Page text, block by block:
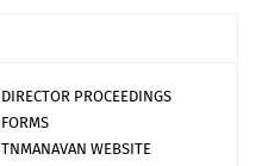
DIRECTOR PROCEEDINGS
FORMS
TNMANAVAN WEBSITE